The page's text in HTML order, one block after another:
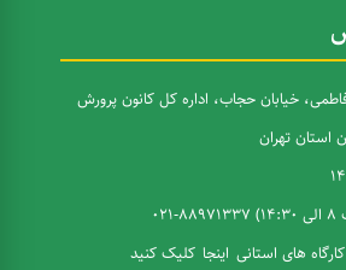
خیابان حجاب، اداره کل کانون پرورش
استان تهران
های استانی اینجا کلیک کنید